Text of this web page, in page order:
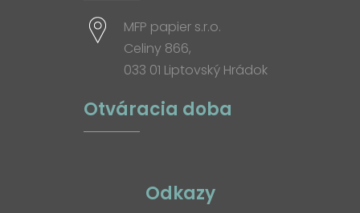
MFP papier s.r.o.
Celiny 866,
033 01 Liptovský Hrádok
Otváracia doba
Odkazy